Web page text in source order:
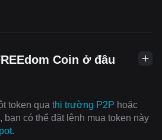
Coin ở đâu
token qua thị trường P2P hoặc
, bạn có thể đặt lệnh mua token này
.